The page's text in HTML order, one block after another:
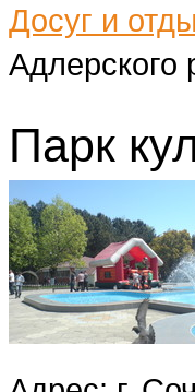
Досуг и
Адлерского
Парк